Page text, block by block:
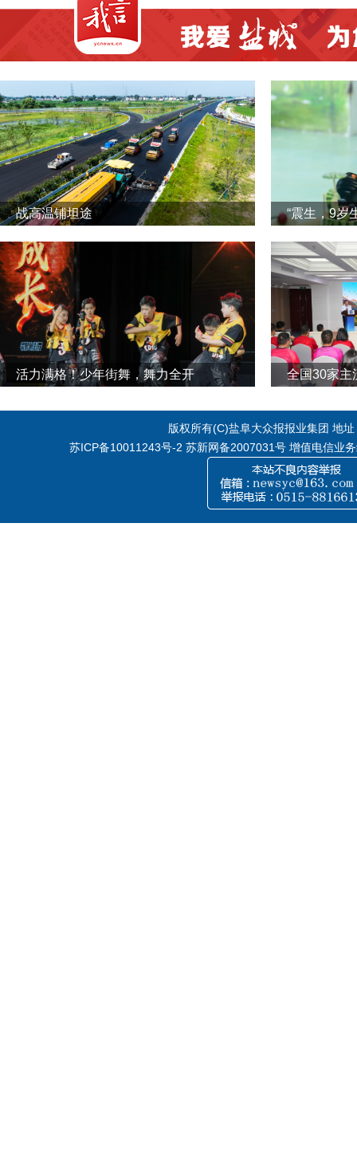
战高温铺坦途 “震生，9岁
活力满格！少年街舞，舞力全开 全国30家主
版权所有(C)盐阜大众报报业集团 地
苏ICP备10011243号-2 苏新网备2007031号 增值电信业